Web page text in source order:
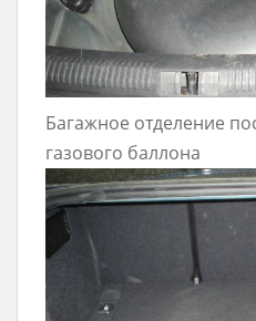
Багажное отделение
газового баллона